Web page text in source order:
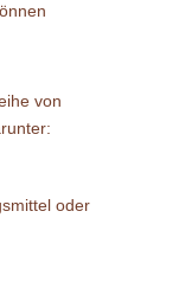
von
oder